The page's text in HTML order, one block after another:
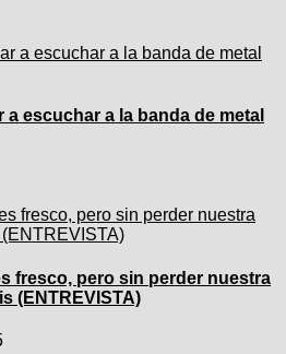
a escuchar a la banda de metal
fresco, pero sin perder nuestra
(ENTREVISTA)